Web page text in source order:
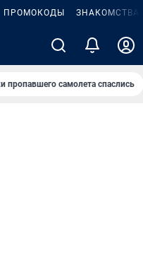
ПРОМОКОДЫ ЗНАКОМСТВА
пропавшего самолета спаслись